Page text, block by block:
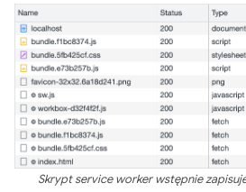
Skrypt service worker wstępnie